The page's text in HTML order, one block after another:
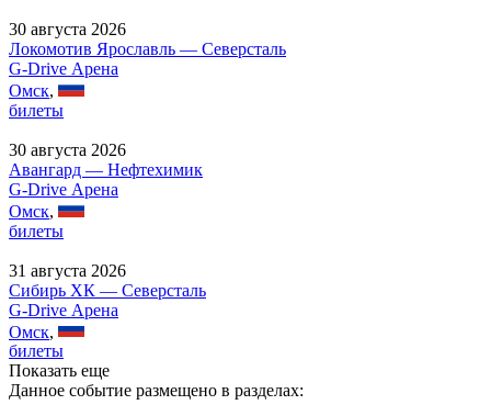
30 августа 2026
Локомотив Ярославль — Северсталь
G-Drive Арена
Омск,
билеты
30 августа 2026
Авангард — Нефтехимик
G-Drive Арена
Омск,
билеты
31 августа 2026
Сибирь ХК — Северсталь
G-Drive Арена
Омск,
билеты
Показать еще
Данное событие размещено в разделах: